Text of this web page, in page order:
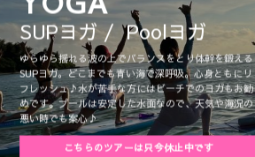
SUPヨガ / Poolヨガ
ゆらゆら揺れる波の上でバランスをとり体幹を鍛える
SUPヨガ。どこまでも青い海で深呼吸。心身ともにリ
フレッシュ♪水が苦手な方にはビーチでのヨガもお勧
めです。プールは安定した水面なので、天気や海況の
悪い時でも案心♪
こちらのツアーは只今休止中です